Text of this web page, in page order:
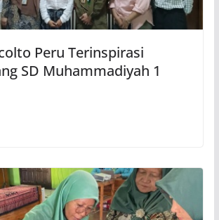
Peru Terinspirasi
SD Muhammadiyah 1